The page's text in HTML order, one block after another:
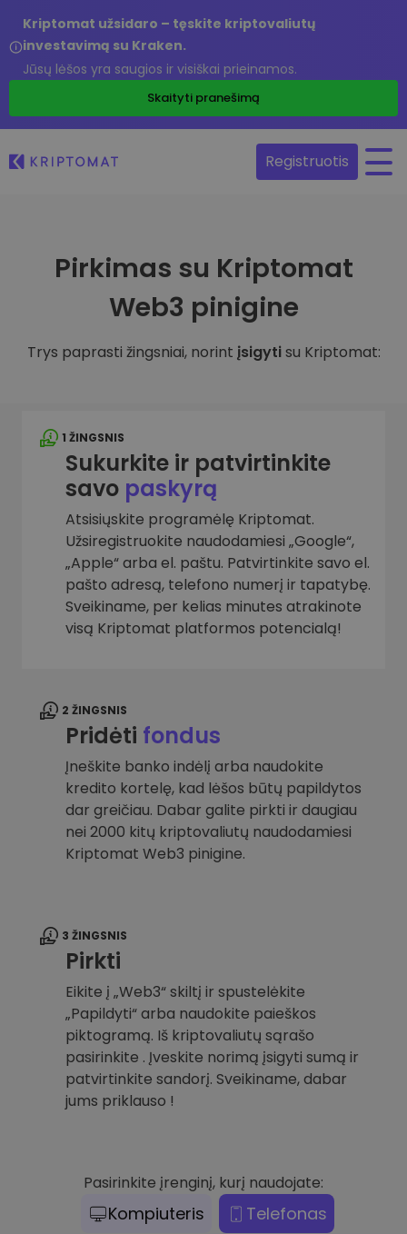
Kriptomat užsidaro – tęskite kriptovaliutų
investavimą su Kraken.
Jūsų lėšos yra saugios ir visiškai prieinamos.
Skaityti pranešimą
Registruotis
Pirkimas su Kriptomat
Web3 pinigine
Trys paprasti žingsniai, norint įsigytisu Kriptomat:
1 ŽINGSNIS
Sukurkite ir patvirtinkite
savo paskyrą
Atsisiųskite programėlę Kriptomat.
Užsiregistruokite naudodamiesi „Google“,
„Apple“ arba el. paštu. Patvirtinkite savo el.
pašto adresą, telefono numerį ir tapatybę.
Sveikiname, per kelias minutes atrakinote
visą Kriptomat platformos potencialą!
2 ŽINGSNIS
Pridėti fondus
Įneškite banko indėlį arba naudokite
kredito kortelę, kad lėšos būtų papildytos
dar greičiau. Dabar galite pirkti ir daugiau
nei 2000 kitų kriptovaliutų naudodamiesi
Kriptomat Web3 pinigine.
3 ŽINGSNIS
Pirkti
Eikite į „Web3“ skiltį ir spustelėkite
„Papildyti“ arba naudokite paieškos
piktogramą. Iš kriptovaliutų sąrašo
pasirinkite . Įveskite norimą įsigyti sumą ir
patvirtinkite sandorį. Sveikiname, dabar
jums priklauso !
Pasirinkite įrenginį, kurį naudojate:
Kompiuteris Telefonas